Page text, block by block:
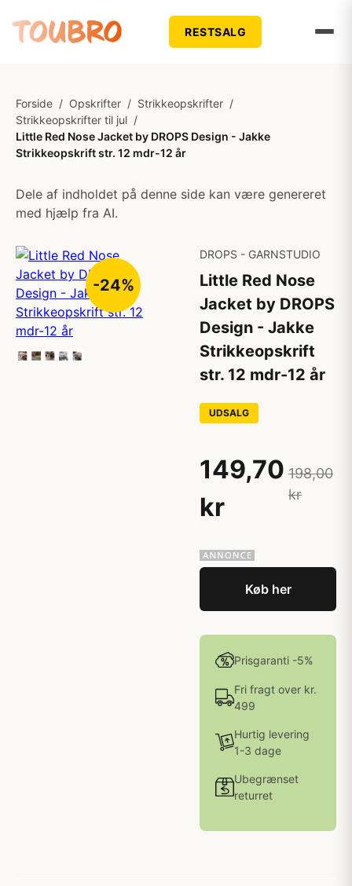
RESTSALG
Forside / Opskrifter / Strikkeopskrifter /
Strikkeopskrifter til jul /
Little Red Nose Jacket by DROPS Design - Jakke
Strikkeopskrift str. 12 mdr-12 år
Dele af indholdet på denne side kan være genereret
med hjælp fra AI.
-24%
DROPS - GARNSTUDIO
Little Red Nose
Jacket by DROPS
Design - Jakke
Strikkeopskrift
str. 12 mdr-12 år
UDSALG
149,70
kr
198,00
kr
Køb her
Prisgaranti -5%
Fri fragt over kr.
499
Hurtig levering
1-3 dage
Ubegrænset
returret